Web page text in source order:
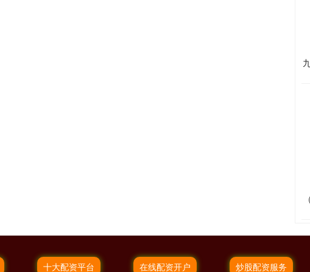
十大配资平台 在线配资开户 炒股配资服务